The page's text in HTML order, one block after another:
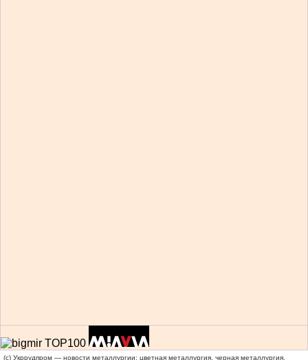
(c) Укррудпром — новости металлургии: цветная металлургия, черная металлургия,